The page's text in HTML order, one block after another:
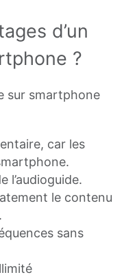
d’un
?
sur smartphone
car les
l’audioguide.
le contenu
sans